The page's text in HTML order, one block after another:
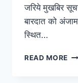
जरिये मुखबिर
बारदात को
स्थित…
READ MORE